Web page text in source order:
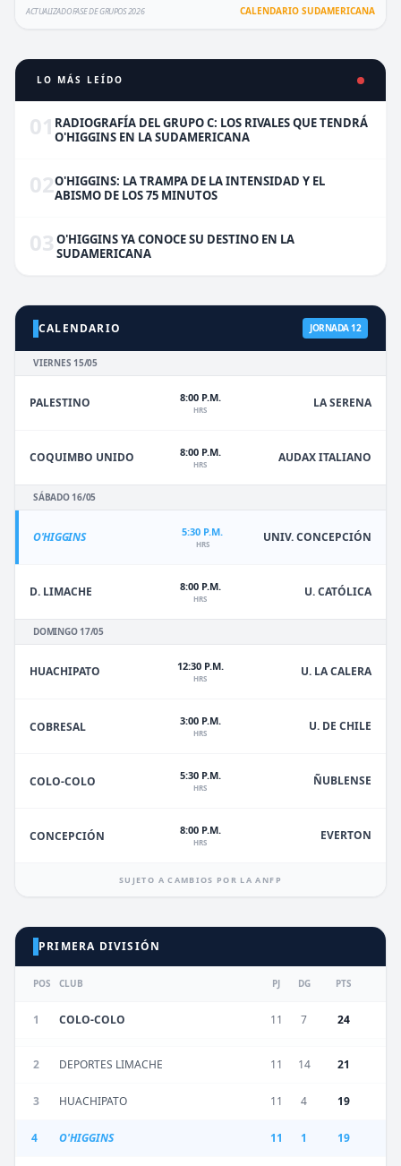
ACTUALIZADO FASE DE GRUPOS 2026 CALENDARIO SUDAMERICANA
LO MÁS LEÍDO
01 RADIOGRAFÍA DEL GRUPO C: LOS RIVALES QUE TENDRÁ
O'HIGGINS EN LA SUDAMERICANA
02O'HIGGINS: LA TRAMPA DE LA INTENSIDAD Y EL
ABISMO DE LOS 75 MINUTOS
03 O'HIGGINS YA CONOCE SU DESTINO EN LA
SUDAMERICANA
CALENDARIO JORNADA 12
VIERNES 15/05
PALESTINO 8:00 P.M.
HRS LA SERENA
COQUIMBO UNIDO 8:00 P.M.
HRS AUDAX ITALIANO
SÁBADO 16/05
O'HIGGINS 5:30 P.M.
HRS UNIV. CONCEPCIÓN
D. LIMACHE 8:00 P.M.
HRS U. CATÓLICA
DOMINGO 17/05
HUACHIPATO 12:30 P.M.
HRS U. LA CALERA
COBRESAL 3:00 P.M.
HRS U. DE CHILE
COLO-COLO 5:30 P.M.
HRS ÑUBLENSE
CONCEPCIÓN 8:00 P.M.
HRS EVERTON
SUJETO A CAMBIOS POR LA ANFP
PRIMERA DIVISIÓN
POS CLUB PJ DG PTS
1 COLO-COLO 11 7 24
2 DEPORTES LIMACHE 11 14 21
3 HUACHIPATO 11 4 19
4 O'HIGGINS 11 1 19